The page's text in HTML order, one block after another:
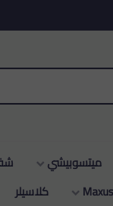
شفروليه
كلاسيلر دودج